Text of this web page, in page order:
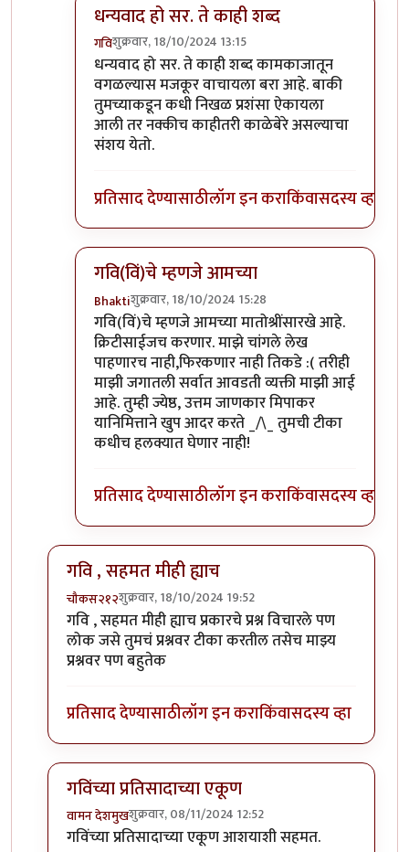
धन्यवाद हो सर. ते काही शब्द
गविशुक्रवार, 18/10/2024 13:15
In reply toआता काय बोलायचं ?byप्रा.डॉ.दिलीप
धन्यवाद हो सर. ते काही शब्द कामकाजातून
वगळल्यास मजकूर वाचायला बरा आहे. बाकी
तुमच्याकडून कधी निखळ प्रशंसा ऐकायला
आली तर नक्कीच काहीतरी काळेबेरे असल्याचा
संशय येतो.
प्रतिसाद देण्यासाठीलॉग इन कराकिंवासदस्य व्हा
गवि(विं)चे म्हणजे आमच्या
Bhaktiशुक्रवार, 18/10/2024 15:28
In reply toआता काय बोलायचं ?byप्रा.डॉ.दिलीप
गवि(विं)चे म्हणजे आमच्या मातोश्रींसारखे आहे.
क्रिटीसाईजच करणार. माझे चांगले लेख
पाहणारच नाही,फिरकणार नाही तिकडे :( तरीही
माझी जगातली सर्वात आवडती व्यक्ती माझी आई
आहे. तुम्ही ज्येष्ठ, उत्तम जाणकार मिपाकर
यानिमित्ताने खुप आदर करते _/\_ तुमची टीका
कधीच हलक्यात घेणार नाही!
प्रतिसाद देण्यासाठीलॉग इन कराकिंवासदस्य व्हा
गवि , सहमत मीही ह्याच
चौकस२१२शुक्रवार, 18/10/2024 19:52
In reply toपदार्थ नवीन आहे. ताई तुम्हीbyगवि
गवि , सहमत मीही ह्याच प्रकारचे प्रश्न विचारले पण
लोक जसे तुमचं प्रश्नवर टीका करतील तसेच माझ्य
प्रश्नवर पण बहुतेक
प्रतिसाद देण्यासाठीलॉग इन कराकिंवासदस्य व्हा
गविंच्या प्रतिसादाच्या एकूण
वामन देशमुखशुक्रवार, 08/11/2024 12:52
In reply toपदार्थ नवीन आहे. ताई तुम्हीbyगवि
गविंच्या प्रतिसादाच्या एकूण आशयाशी सहमत.